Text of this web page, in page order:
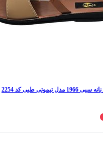
مدل تیموتی طبی کد 2254